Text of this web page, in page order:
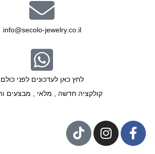
info@secolo-jewelry.co.il
לחץ כאן לעדכונים לפני כולם
קולקציה חדשה , מלאי , מבצעים